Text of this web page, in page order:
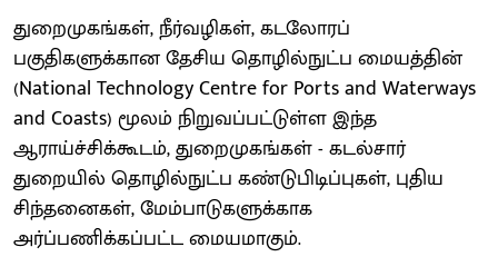
துறைமுகங்கள், நீர்வழிகள், கடலோரப்
பகுதிகளுக்கான தேசிய தொழில்நுட்ப மையத்தின்
(National Technology Centre for Ports and Waterways
and Coasts) மூலம் நிறுவப்பட்டுள்ள இந்த
ஆராய்ச்சிக்கூடம், துறைமுகங்கள் - கடல்சார்
துறையில் தொழில்நுட்ப கண்டுபிடிப்புகள், புதிய
சிந்தனைகள், மேம்பாடுகளுக்காக
அர்ப்பணிக்கப்பட்ட மையமாகும்.